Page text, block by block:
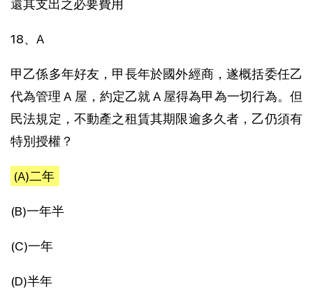
還其支出之必要費用
18、A
甲乙係多年好友，甲長年於國外經商，遂概括委任乙
代為管理 A 屋，約定乙就 A 屋得為甲為一切行為。但
民法規定，不動產之租賃其期限逾多久者，乙仍須有
特別授權？
(A)二年
(B)一年半
(C)一年
(D)半年